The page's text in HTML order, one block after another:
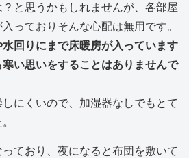
と思うかもしれませんが、各部屋
っておりそんな心配は無用です。
回りにまで床暖房が入っています
い思いをすることはありませんで
にくいので、加湿器なしでもとて
ており、夜になると布団を敷いて